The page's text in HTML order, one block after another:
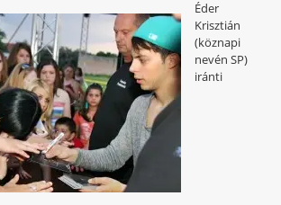
Éder
Krisztián
(köznapi
nevén SP)
iránti